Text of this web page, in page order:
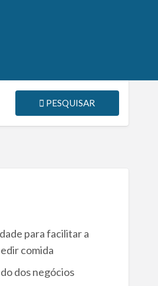
PESQUISAR
para facilitar a
comida
dos negócios